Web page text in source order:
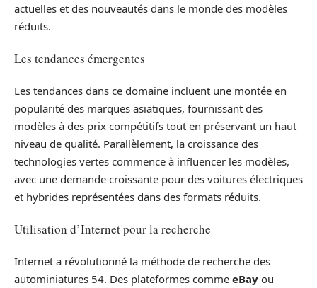
actuelles et des nouveautés dans le monde des modèles
réduits.
Les tendances émergentes
Les tendances dans ce domaine incluent une montée en
popularité des marques asiatiques, fournissant des
modèles à des prix compétitifs tout en préservant un haut
niveau de qualité. Parallèlement, la croissance des
technologies vertes commence à influencer les modèles,
avec une demande croissante pour des voitures électriques
et hybrides représentées dans des formats réduits.
Utilisation d’Internet pour la recherche
Internet a révolutionné la méthode de recherche des
autominiatures 54. Des plateformes comme eBay ou